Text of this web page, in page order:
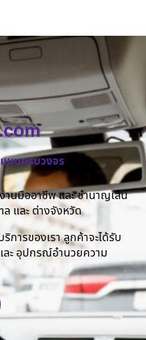
บบครบวงจร
านมืออาชีพ และ ชำนาญเส้น
และ ต่างจังหวัด
การของเรา ลูกค้าจะได้รับ
ละ อุปกรณ์อำนวยความ